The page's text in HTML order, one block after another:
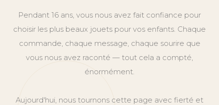
Pendant 16 ans, vous nous avez fait confiance pour
choisir les plus beaux jouets pour vos enfants. Chaque
commande, chaque message, chaque sourire que
vous nous avez raconté — tout cela a compté,
énormément.
Aujourd'hui, nous tournons cette page avec fierté et